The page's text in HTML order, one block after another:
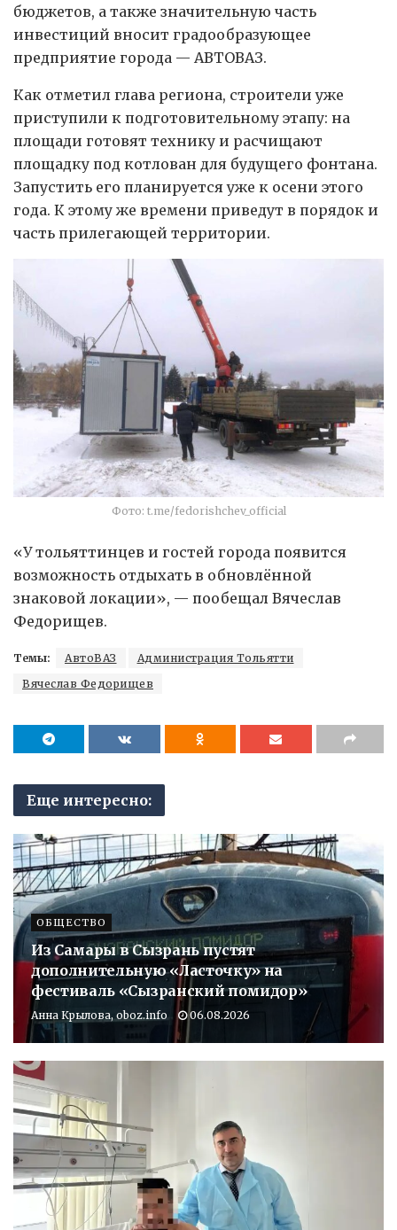
бюджетов, а также значительную часть
инвестиций вносит градообразующее
предприятие города — АВТОВАЗ.
Как отметил глава региона, строители уже
приступили к подготовительному этапу: на
площади готовят технику и расчищают
площадку под котлован для будущего фонтана.
Запустить его планируется уже к осени этого
года. К этому же времени приведут в порядок и
часть прилегающей территории.
Фото: t.me/fedorishchev_official
«У тольяттинцев и гостей города появится
возможность отдыхать в обновлённой
знаковой локации», — пообещал Вячеслав
Федорищев.
Темы: АвтоВАЗ
Администрация Тольятти
Вячеслав Федорищев
Еще интересно:
ОБЩЕСТВО
Из Самары в Сызрань пустят
дополнительную «Ласточку» на
фестиваль «Сызранский помидор»
Анна Крылова, oboz.info 06.08.2026